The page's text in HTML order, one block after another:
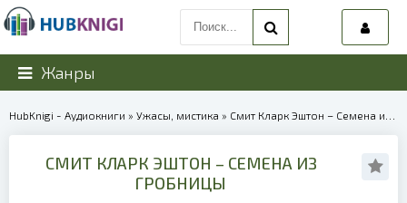
Жанры
HubKnigi - Аудиокниги » Ужасы, мистика » Смит Кларк Эштон – Семена из гробницы | 40100
СМИТ КЛАРК ЭШТОН – СЕМЕНА ИЗ
ГРОБНИЦЫ